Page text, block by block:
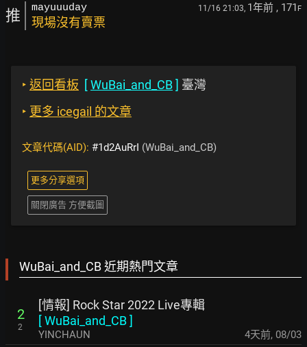
推 mayuuuday 11/16 21:03, 1年前 , 171 F
現場沒有賣票
‣ 返回看板 [WuBai_and_CB] 臺灣
‣ 更多 icegail 的文章
文章代碼(AID): #1d2AuRrI (WuBai_and_CB)
更多分享選項
關閉廣告 方便截圖
WuBai_and_CB 近期熱門文章
2
2
[情報] Rock Star 2022 Live專輯
[WuBai_and_CB]
YINCHAUN 4天前, 08/03